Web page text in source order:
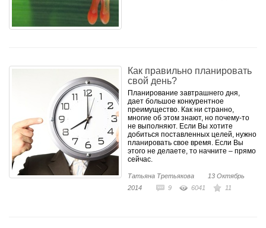
Как правильно планировать
свой день?
Планирование завтрашнего дня,
дает большое конкурентное
преимущество. Как ни странно,
многие об этом знают, но почему-то
не выполняют. Если Вы хотите
добиться поставленных целей, нужно
планировать свое время. Если Вы
этого не делаете, то начните – прямо
сейчас.
Татьяна Третьякова
13 Октябрь
2014
9 6041 11